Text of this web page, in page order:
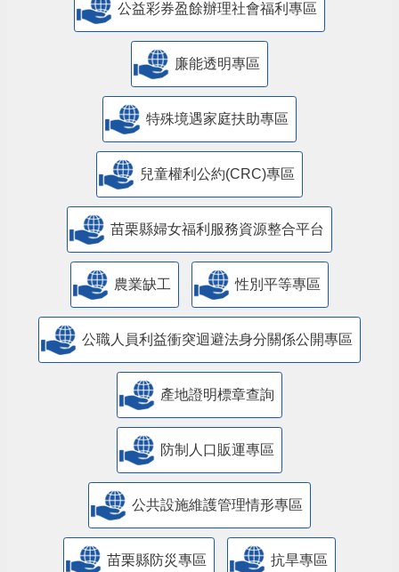
公益彩券盈餘辦理社會福利專區
廉能透明專區
特殊境遇家庭扶助專區
兒童權利公約(CRC)專區
苗栗縣婦女福利服務資源整合平台
農業缺工 性別平等專區
公職人員利益衝突迴避法身分關係公開專區
產地證明標章查詢
防制人口販運專區
​公共設施維護管理情形專區
苗栗縣防災專區 抗旱專區